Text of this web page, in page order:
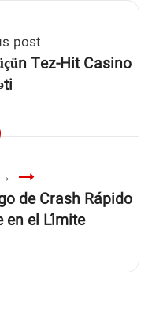
post
Tez‑Hit Casino
de Crash Rápido
en el Límite